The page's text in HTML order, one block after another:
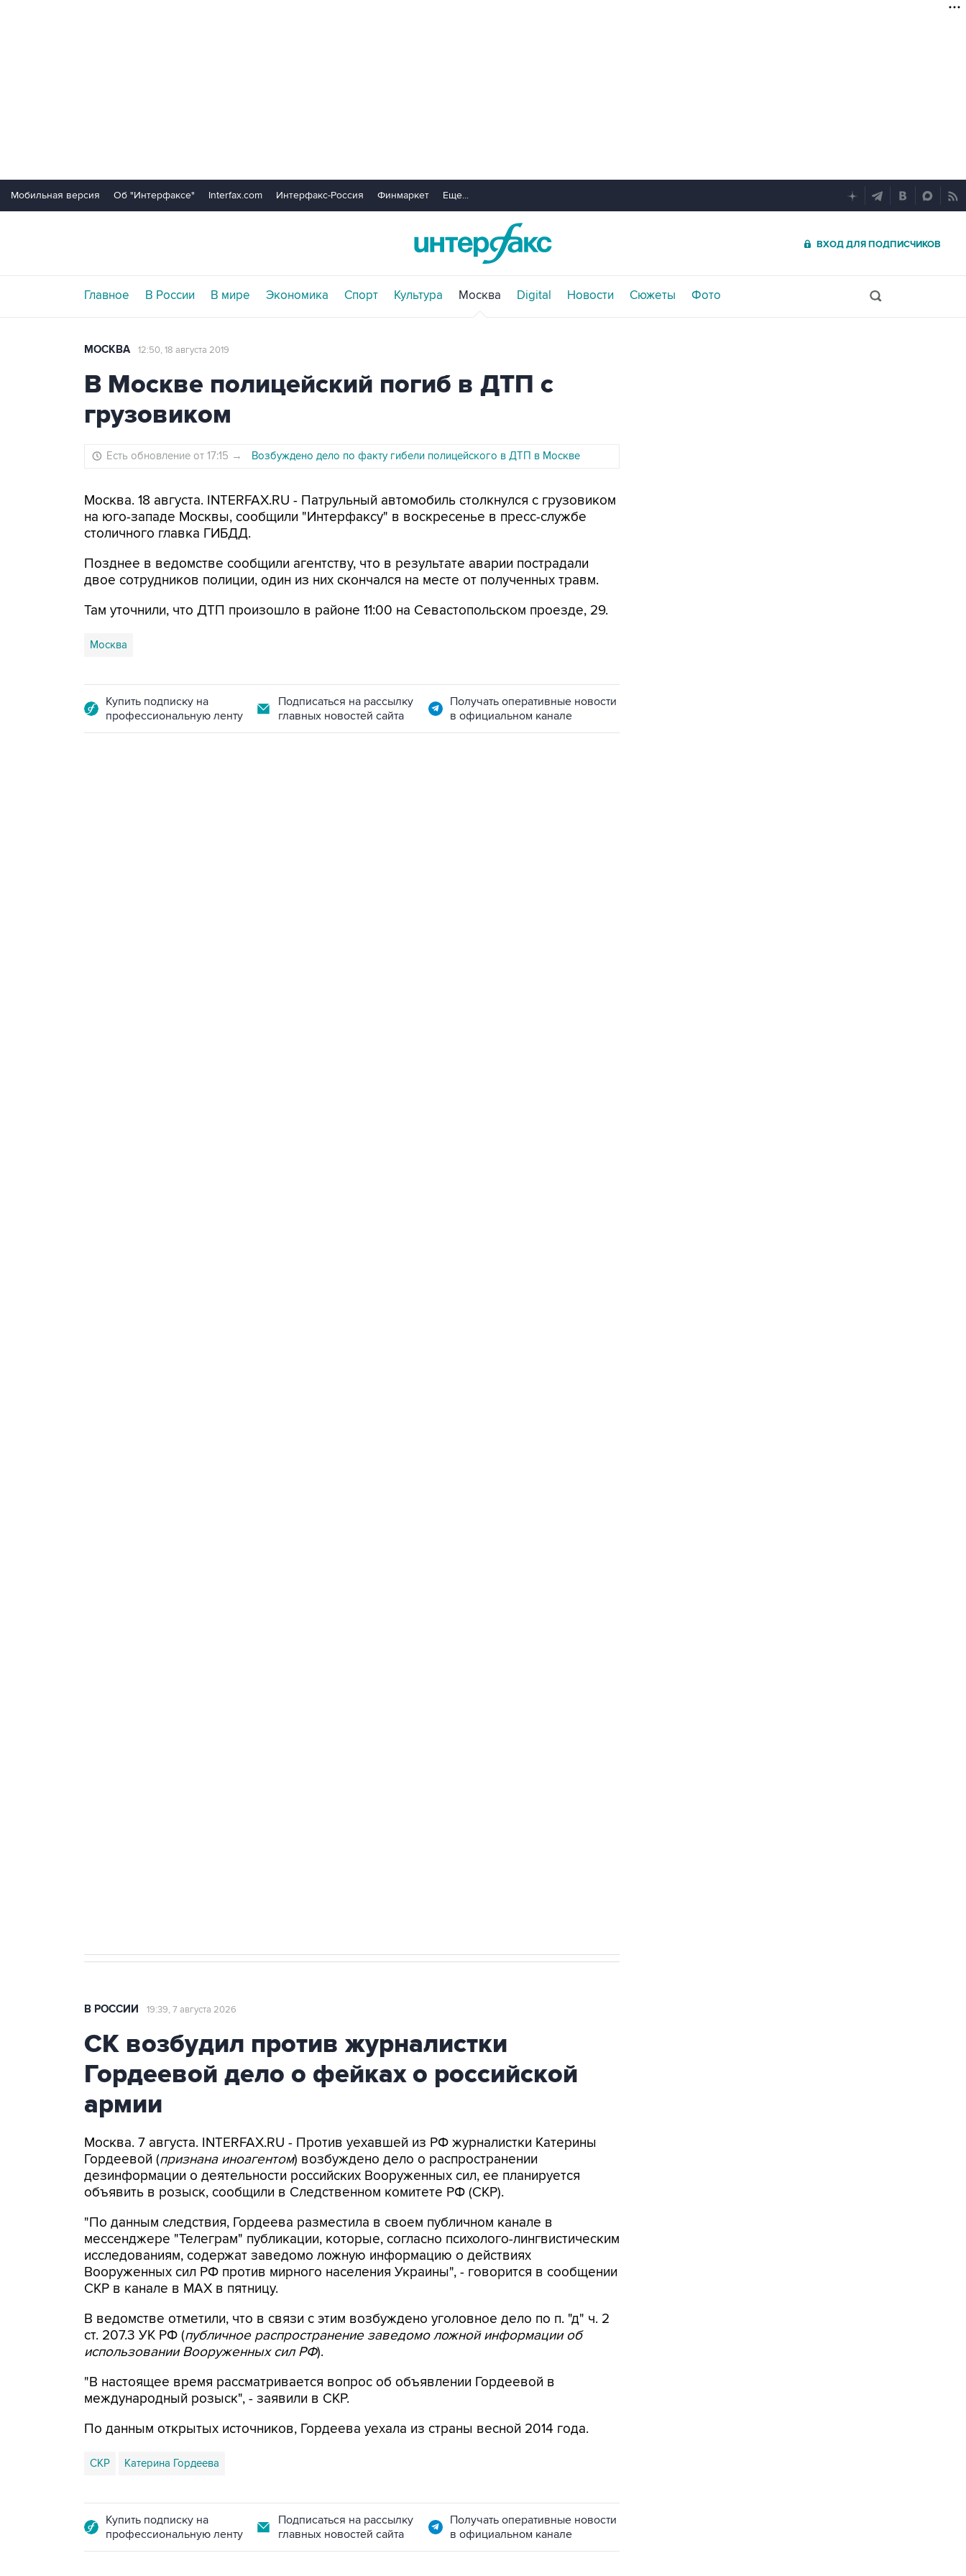
Мобильная версия Об "Интерфаксе" Interfax.com Интерфакс-Россия Финмаркет Еще...
ВХОД ДЛЯ ПОДПИСЧИКОВ
Главное В России В мире Экономика Спорт Культура Москва Digital Новости Сюжеты Фото
МОСКВА 12:50, 18 августа 2019
В Москве полицейский погиб в ДТП с
грузовиком
Есть обновление от 17:15 → Возбуждено дело по факту гибели полицейского в ДТП в Москве
Москва. 18 августа. INTERFAX.RU - Патрульный автомобиль столкнулся с грузовиком
на юго-западе Москвы, сообщили "Интерфаксу" в воскресенье в пресс-службе
столичного главка ГИБДД.
Позднее в ведомстве сообщили агентству, что в результате аварии пострадали
двое сотрудников полиции, один из них скончался на месте от полученных травм.
Там уточнили, что ДТП произошло в районе 11:00 на Севастопольском проезде, 29.
Москва
Купить подписку на
профессиональную ленту
Подписаться на рассылку
главных новостей сайта
Получать оперативные новости
в официальном канале
В РОССИИ 19:39, 7 августа 2026
СК возбудил против журналистки
Гордеевой дело о фейках о российской
армии
Москва. 7 августа. INTERFAX.RU - Против уехавшей из РФ журналистки Катерины
Гордеевой (признана иноагентом) возбуждено дело о распространении
дезинформации о деятельности российских Вооруженных сил, ее планируется
объявить в розыск, сообщили в Следственном комитете РФ (СКР).
"По данным следствия, Гордеева разместила в своем публичном канале в
мессенджере "Телеграм" публикации, которые, согласно психолого-лингвистическим
исследованиям, содержат заведомо ложную информацию о действиях
Вооруженных сил РФ против мирного населения Украины", - говорится в сообщении
СКР в канале в MAX в пятницу.
В ведомстве отметили, что в связи с этим возбуждено уголовное дело по п. "д" ч. 2
ст. 207.3 УК РФ (публичное распространение заведомо ложной информации об
использовании Вооруженных сил РФ).
"В настоящее время рассматривается вопрос об объявлении Гордеевой в
международный розыск", - заявили в СКР.
По данным открытых источников, Гордеева уехала из страны весной 2014 года.
СКР Катерина Гордеева
Купить подписку на
профессиональную ленту
Подписаться на рассылку
главных новостей сайта
Получать оперативные новости
в официальном канале